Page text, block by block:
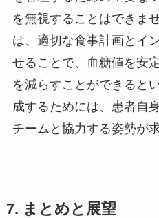
を無視することはできま
は、適切な食事計画とイ
せることで、血糖値を安
を減らすことができると
成するためには、患者自
チームと協力する姿勢が
7. まとめと展望